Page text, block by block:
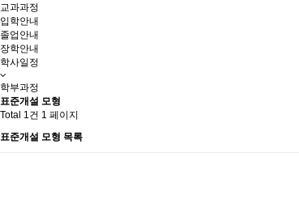
교과과정
입학안내
졸업안내
장학안내
학사일정
학부과정
표준개설 모형
Total 1건 1 페이지
표준개설 모형 목록